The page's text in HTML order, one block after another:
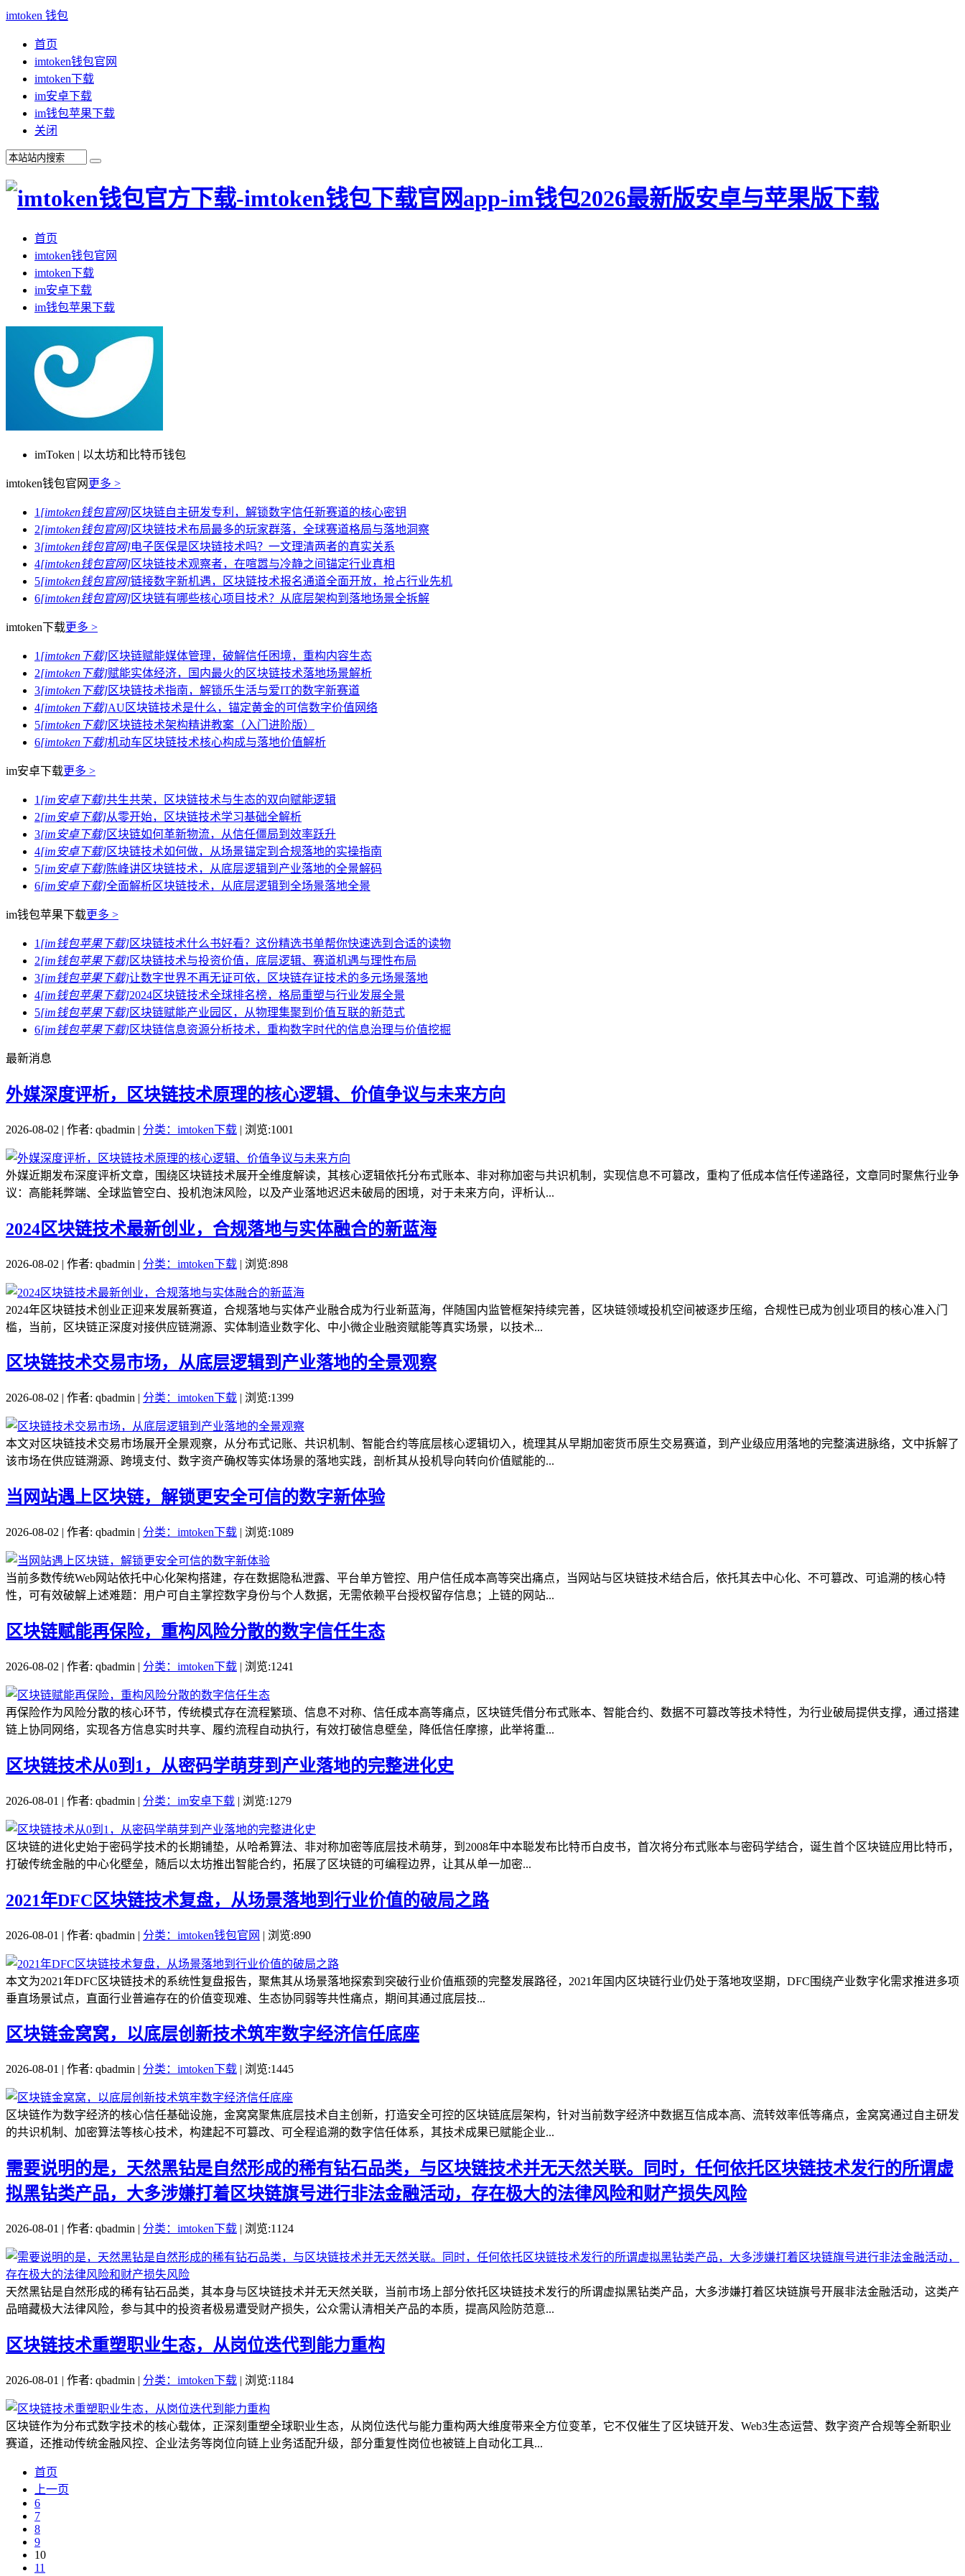
imtoken 钱包
首页
imtoken钱包官网
imtoken下载
im安卓下载
im钱包苹果下载
关闭
首页
imtoken钱包官网
imtoken下载
im安卓下载
im钱包苹果下载
imToken | 以太坊和比特币钱包
imtoken钱包官网 更多 >
1 [imtoken钱包官网]区块链自主研发专利，解锁数字信任新赛道的核心密钥
2[imtoken钱包官网]区块链技术布局最多的玩家群落，全球赛道格局与落地洞察
3[imtoken钱包官网]电子医保是区块链技术吗？一文理清两者的真实关系
4[imtoken钱包官网]区块链技术观察者，在喧嚣与冷静之间锚定行业真相
5[imtoken钱包官网]链接数字新机遇，区块链技术报名通道全面开放，抢占行业先机
6[imtoken钱包官网]区块链有哪些核心项目技术？从底层架构到落地场景全拆解
imtoken下载更多 >
1 [imtoken下载]区块链赋能媒体管理，破解信任困境，重构内容生态
2[imtoken下载]赋能实体经济，国内最火的区块链技术落地场景解析
3[imtoken下载]区块链技术指南，解锁乐生活与爱IT的数字新赛道
4[imtoken下载]AU区块链技术是什么，锚定黄金的可信数字价值网络
5[imtoken下载]区块链技术架构精讲教案（入门进阶版）
6[imtoken下载]机动车区块链技术核心构成与落地价值解析
im安卓下载更多 >
1 [im安卓下载]共生共荣，区块链技术与生态的双向赋能逻辑
2[im安卓下载]从零开始，区块链技术学习基础全解析
3[im安卓下载]区块链如何革新物流，从信任僵局到效率跃升
4[im安卓下载]区块链技术如何做，从场景锚定到合规落地的实操指南
5[im安卓下载]陈峰讲区块链技术，从底层逻辑到产业落地的全景解码
6[im安卓下载]全面解析区块链技术，从底层逻辑到全场景落地全景
im钱包苹果下载更多 >
1 [im钱包苹果下载]区块链技术什么书好看？这份精选书单帮你快速选到合适的读物
2[im钱包苹果下载]区块链技术与投资价值，底层逻辑、赛道机遇与理性布局
3[im钱包苹果下载]让数字世界不再无证可依，区块链存证技术的多元场景落地
4[im钱包苹果下载]2024区块链技术全球排名榜，格局重塑与行业发展全景
5[im钱包苹果下载]区块链赋能产业园区，从物理集聚到价值互联的新范式
6[im钱包苹果下载]区块链信息资源分析技术，重构数字时代的信息治理与价值挖掘
最新消息
外媒深度评析，区块链技术原理的核心逻辑、价值争议与未来方向
2026-08-02 | 作者: qbadmin | 分类：imtoken下载 | 浏览:1001
外媒近期发布深度评析文章，围绕区块链技术展开全维度解读，其核心逻辑依托分布式账本、非对称加密与共识机制，实现信息不可篡改，重构了低成本信任传递路径，文章同时聚焦行业争
议：高能耗弊端、全球监管空白、投机泡沫风险，以及产业落地迟迟未破局的困境，对于未来方向，评析认...
2024区块链技术最新创业，合规落地与实体融合的新蓝海
2026-08-02 | 作者: qbadmin | 分类：imtoken下载 | 浏览:898
2024年区块链技术创业正迎来发展新赛道，合规落地与实体产业融合成为行业新蓝海，伴随国内监管框架持续完善，区块链领域投机空间被逐步压缩，合规性已成为创业项目的核心准入门
槛，当前，区块链正深度对接供应链溯源、实体制造业数字化、中小微企业融资赋能等真实场景，以技术...
区块链技术交易市场，从底层逻辑到产业落地的全景观察
2026-08-02 | 作者: qbadmin | 分类：imtoken下载 | 浏览:1399
本文对区块链技术交易市场展开全景观察，从分布式记账、共识机制、智能合约等底层核心逻辑切入，梳理其从早期加密货币原生交易赛道，到产业级应用落地的完整演进脉络，文中拆解了
该市场在供应链溯源、跨境支付、数字资产确权等实体场景的落地实践，剖析其从投机导向转向价值赋能的...
当网站遇上区块链，解锁更安全可信的数字新体验
2026-08-02 | 作者: qbadmin | 分类：imtoken下载 | 浏览:1089
当前多数传统Web网站依托中心化架构搭建，存在数据隐私泄露、平台单方管控、用户信任成本高等突出痛点，当网站与区块链技术结合后，依托其去中心化、不可篡改、可追溯的核心特
性，可有效破解上述难题：用户可自主掌控数字身份与个人数据，无需依赖平台授权留存信息；上链的网站...
区块链赋能再保险，重构风险分散的数字信任生态
2026-08-02 | 作者: qbadmin | 分类：imtoken下载 | 浏览:1241
再保险作为风险分散的核心环节，传统模式存在流程繁琐、信息不对称、信任成本高等痛点，区块链凭借分布式账本、智能合约、数据不可篡改等技术特性，为行业破局提供支撑，通过搭建
链上协同网络，实现各方信息实时共享、履约流程自动执行，有效打破信息壁垒，降低信任摩擦，此举将重...
区块链技术从0到1，从密码学萌芽到产业落地的完整进化史
2026-08-01 | 作者: qbadmin | 分类：im安卓下载 | 浏览:1279
区块链的进化史始于密码学技术的长期铺垫，从哈希算法、非对称加密等底层技术萌芽，到2008年中本聪发布比特币白皮书，首次将分布式账本与密码学结合，诞生首个区块链应用比特币，
打破传统金融的中心化壁垒，随后以太坊推出智能合约，拓展了区块链的可编程边界，让其从单一加密...
2021年DFC区块链技术复盘，从场景落地到行业价值的破局之路
2026-08-01 | 作者: qbadmin | 分类：imtoken钱包官网 | 浏览:890
本文为2021年DFC区块链技术的系统性复盘报告，聚焦其从场景落地探索到突破行业价值瓶颈的完整发展路径，2021年国内区块链行业仍处于落地攻坚期，DFC围绕产业数字化需求推进多项
垂直场景试点，直面行业普遍存在的价值变现难、生态协同弱等共性痛点，期间其通过底层技...
区块链金窝窝，以底层创新技术筑牢数字经济信任底座
2026-08-01 | 作者: qbadmin | 分类：imtoken下载 | 浏览:1445
区块链作为数字经济的核心信任基础设施，金窝窝聚焦底层技术自主创新，打造安全可控的区块链底层架构，针对当前数字经济中数据互信成本高、流转效率低等痛点，金窝窝通过自主研发
的共识机制、加密算法等核心技术，构建起不可篡改、可全程追溯的数字信任体系，其技术成果已赋能企业...
需要说明的是，天然黑钻是自然形成的稀有钻石品类，与区块链技术并无天然关联。同时，任何依托区块链技术发行的所谓虚
拟黑钻类产品，大多涉嫌打着区块链旗号进行非法金融活动，存在极大的法律风险和财产损失风险
2026-08-01 | 作者: qbadmin | 分类：imtoken下载 | 浏览:1124
天然黑钻是自然形成的稀有钻石品类，其本身与区块链技术并无天然关联，当前市场上部分依托区块链技术发行的所谓虚拟黑钻类产品，大多涉嫌打着区块链旗号开展非法金融活动，这类产
品暗藏极大法律风险，参与其中的投资者极易遭受财产损失，公众需认清相关产品的本质，提高风险防范意...
区块链技术重塑职业生态，从岗位迭代到能力重构
2026-08-01 | 作者: qbadmin | 分类：imtoken下载 | 浏览:1184
区块链作为分布式数字技术的核心载体，正深刻重塑全球职业生态，从岗位迭代与能力重构两大维度带来全方位变革，它不仅催生了区块链开发、Web3生态运营、数字资产合规等全新职业
赛道，还推动传统金融风控、企业法务等岗位向链上业务适配升级，部分重复性岗位也被链上自动化工具...
首页
上一页
6
7
8
9
10
11